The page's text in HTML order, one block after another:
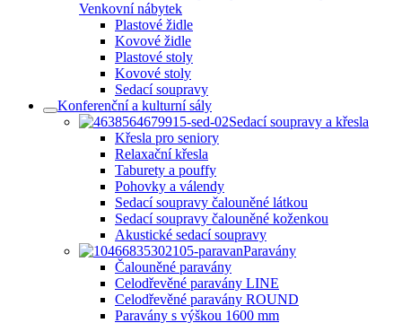
Venkovní nábytek
Plastové židle
Kovové židle
Plastové stoly
Kovové stoly
Sedací soupravy
Konferenční a kulturní sály
Sedací soupravy a křesla
Křesla pro seniory
Relaxační křesla
Taburety a pouffy
Pohovky a válendy
Sedací soupravy čalouněné látkou
Sedací soupravy čalouněné koženkou
Akustické sedací soupravy
Paravány
Čalouněné paravány
Celodřevěné paravány LINE
Celodřevěné paravány ROUND
Paravány s výškou 1600 mm